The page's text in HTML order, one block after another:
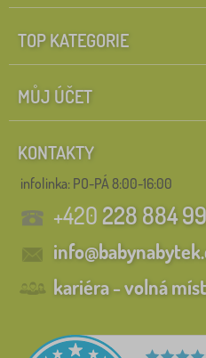
TOP KATEGORIE
MŮJ ÚČET
KONTAKTY
infolinka: PO-PÁ 8:00-16:00
+420228 884
kariéra - volná